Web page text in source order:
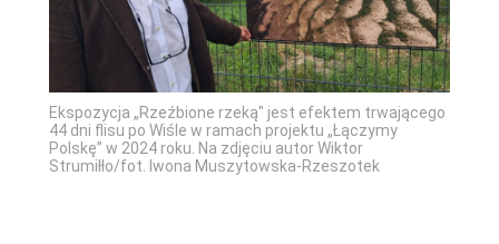
Ekspozycja „Rzeźbione rzeką" jest efektem trwającego
44 dni flisu po Wiśle w ramach projektu „Łączymy
Polskę” w 2024 roku. Na zdjęciu autor Wiktor
Strumiłło/fot. Iwona Muszytowska-Rzeszotek